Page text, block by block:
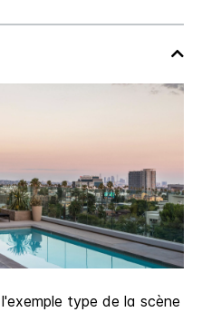
type de la scène